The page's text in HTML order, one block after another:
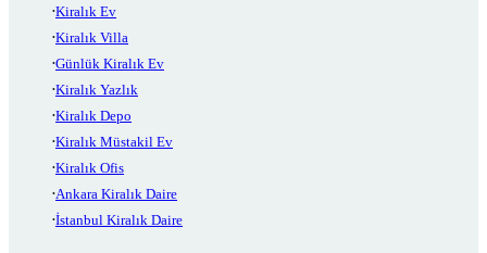
Kiralık Ev
Kiralık Villa
Günlük Kiralık Ev
Kiralık Yazlık
Kiralık Depo
Kiralık Müstakil Ev
Kiralık Ofis
Ankara Kiralık Daire
İstanbul Kiralık Daire